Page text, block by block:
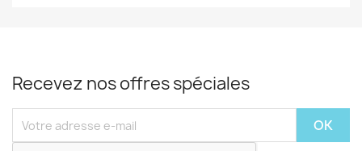
Recevez nos offres spéciales